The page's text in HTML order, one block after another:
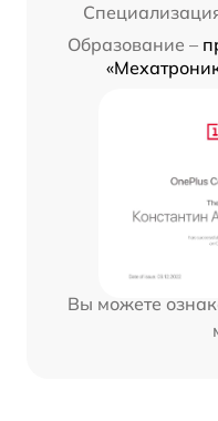
Образование –
Вы можете